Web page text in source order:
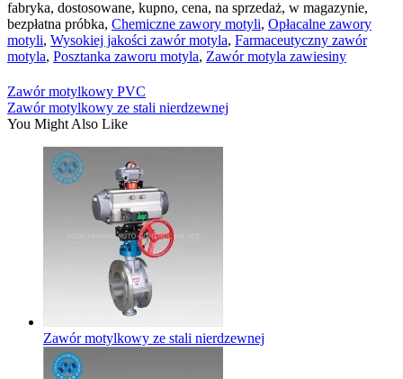
fabryka, dostosowane, kupno, cena, na sprzedaż, w magazynie,
bezpłatna próbka, Chemiczne zawory motyli, Opłacalne zawory
motyli, Wysokiej jakości zawór motyla, Farmaceutyczny zawór
motyla, Posztanka zaworu motyla, Zawór motyla zawiesiny
Zawór motylkowy PVC
Zawór motylkowy ze stali nierdzewnej
You Might Also Like
Zawór motylkowy ze stali nierdzewnej